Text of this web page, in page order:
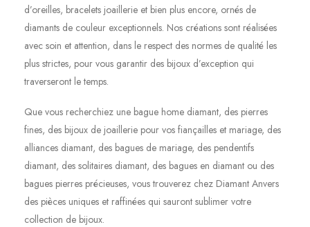
d’oreilles, bracelets joaillerie et bien plus encore, ornés de
diamants de couleur exceptionnels. Nos créations sont réalisées
avec soin et attention, dans le respect des normes de qualité les
plus strictes, pour vous garantir des bijoux d’exception qui
traverseront le temps.
Que vous recherchiez une bague home diamant, des pierres
fines, des bijoux de joaillerie pour vos fiançailles et mariage, des
alliances diamant, des bagues de mariage, des pendentifs
diamant, des solitaires diamant, des bagues en diamant ou des
bagues pierres précieuses, vous trouverez chez Diamant Anvers
des pièces uniques et raffinées qui sauront sublimer votre
collection de bijoux.